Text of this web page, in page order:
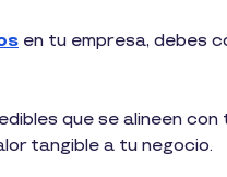
en tu empresa, debes
que se alineen
tangible a tu negocio.